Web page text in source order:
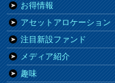
お得情報
アセットアロケーション
注目新設ファンド
メディア紹介
趣味